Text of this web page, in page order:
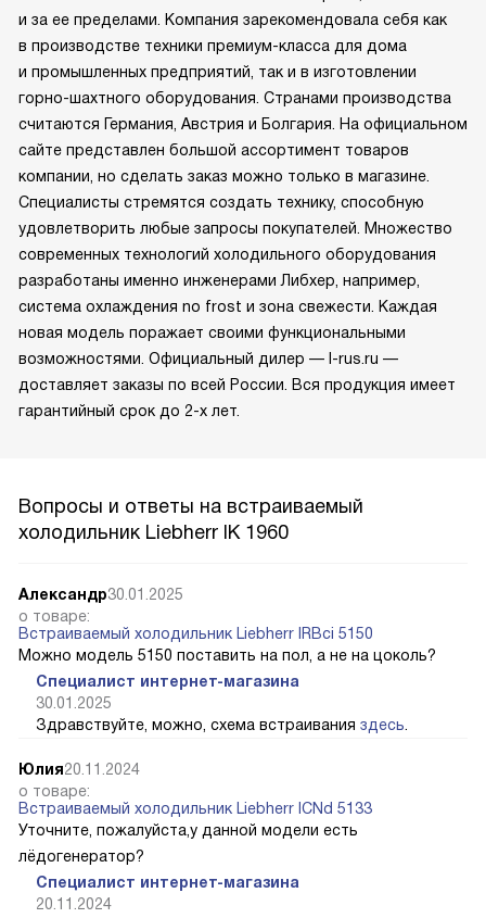
и за ее пределами. Компания зарекомендовала себя как
в производстве техники премиум-класса для дома
и промышленных предприятий, так и в изготовлении
горно-шахтного оборудования. Странами производства
считаются Германия, Австрия и Болгария. На официальном
сайте представлен большой ассортимент товаров
компании, но сделать заказ можно только в магазине.
Специалисты стремятся создать технику, способную
удовлетворить любые запросы покупателей. Множество
современных технологий холодильного оборудования
разработаны именно инженерами Либхер, например,
система охлаждения no frost и зона свежести. Каждая
новая модель поражает своими функциональными
возможностями. Официальный дилер — l-rus.ru —
доставляет заказы по всей России. Вся продукция имеет
гарантийный срок до 2-х лет.
Вопросы и ответы на встраиваемый
холодильник Liebherr IK 1960
Александр30.01.2025
о товаре:
Встраиваемый холодильник Liebherr IRBci 5150
Можно модель 5150 поставить на пол, а не на цоколь?
Специалист интернет-магазина
30.01.2025
Здравствуйте, можно, схема встраивания здесь
Юлия20.11.2024
о товаре:
Встраиваемый холодильник Liebherr ICNd 5133
Уточните, пожалуйста,у данной модели есть
лёдогенератор?
Специалист интернет-магазина
20.11.2024